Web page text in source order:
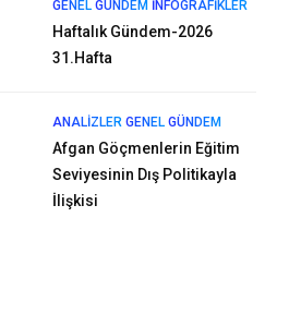
GENEL GÜNDEM İNFOGRAFIKLER
Haftalık Gündem-2026
31.Hafta
ANALIZLER GENEL GÜNDEM
Afgan Göçmenlerin Eğitim
Seviyesinin Dış Politikayla
İlişkisi